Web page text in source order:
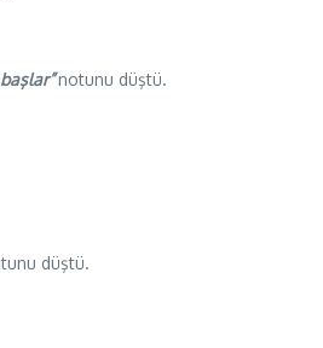
notunu düştü.
düştü.